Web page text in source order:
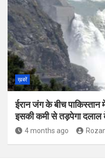
ख़बरें
ईरान जंग के बीच पाकिस्‍तान
इसकी कमी से तड़पेगा दलाल
4 months ago